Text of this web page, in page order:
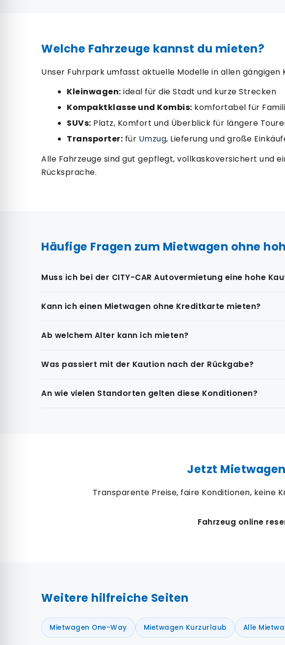
Welche Fahrzeuge kannst du mieten?
Unser Fuhrpark umfasst aktuelle Modelle in allen gängigen
Kleinwagen: ideal für die Stadt und kurze Strecken
Kompaktklasse und Kombis: komfortabel für
SUVs: Platz, Komfort und Überblick für längere
Transporter: für Umzug, Lieferung und große
Alle Fahrzeuge sind gut gepflegt, vollkaskoversichert und
Rücksprache.
Häufige Fragen zum Mietwagen ohne
Muss ich bei der CITY-CAR Autovermietung eine hohe
Kann ich einen Mietwagen ohne Kreditkarte mieten?
Ab welchem Alter kann ich mieten?
Was passiert mit der Kaution nach der Rückgabe?
An wie vielen Standorten gelten diese Konditionen?
Jetzt
Transparente Preise, faire Konditionen, keine
Fahrzeug online
Weitere hilfreiche Seiten
Mietwagen One-Way Mietwagen Kurzurlaub Alle